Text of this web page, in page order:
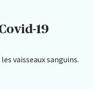
19
vaisseaux sanguins.